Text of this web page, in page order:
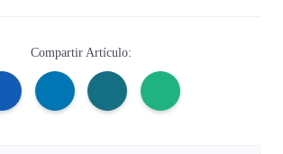
Compartir Artículo: